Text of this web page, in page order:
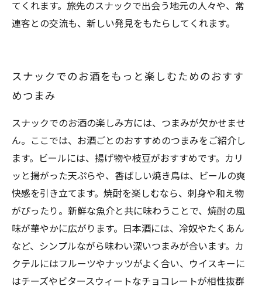
てくれます。旅先のスナックで出会う地元の人々や、常
連客との交流も、新しい発見をもたらしてくれます。
スナックでのお酒をもっと楽しむためのおすす
めつまみ
スナックでのお酒の楽しみ方には、つまみが欠かせませ
ん。ここでは、お酒ごとのおすすめのつまみをご紹介し
ます。ビールには、揚げ物や枝豆がおすすめです。カリ
ッと揚がった天ぷらや、香ばしい焼き鳥は、ビールの爽
快感を引き立てます。焼酎を楽しむなら、刺身や和え物
がぴったり。新鮮な魚介と共に味わうことで、焼酎の風
味が華やかに広がります。日本酒には、冷奴やたくあん
など、シンプルながら味わい深いつまみが合います。カ
クテルにはフルーツやナッツがよく合い、ウイスキーに
はチーズやビタースウィートなチョコレートが相性抜群